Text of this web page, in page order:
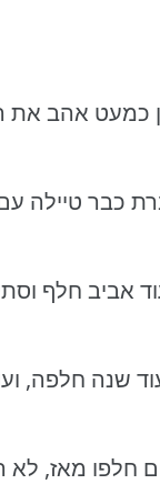
כמעט אהב
כבר טיילה
אביב חלף
שנה חלפה,
חלפו מאז,